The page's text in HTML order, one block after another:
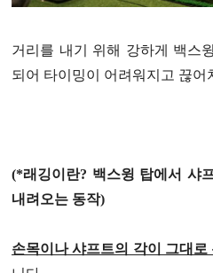
거리를 내기 위해 강하게 백스
되어 타이밍이 어려워지고 끊어
(*래깅이란? 백스윙 탑에서 샤
내려오는 동작)
손목이나 샤프트의 각이 그대로